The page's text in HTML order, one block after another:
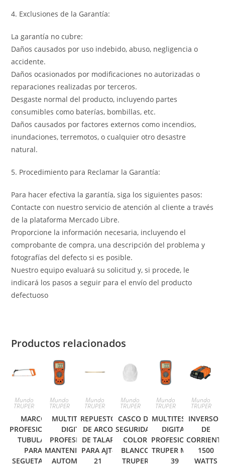
4. Exclusiones de la Garantía:
La garantía no cubre:
Daños causados por uso indebido, abuso, negligencia o
accidente.
Daños ocasionados por modificaciones no autorizadas o
reparaciones realizadas por terceros.
Desgaste normal del producto, incluyendo partes
consumibles como baterías, bombillas, etc.
Daños causados por factores externos como incendios,
inundaciones, terremotos, o cualquier otro desastre
natural.
5. Procedimiento para Reclamar la Garantía:
Para hacer efectiva la garantía, siga los siguientes pasos:
Contacte con nuestro servicio de atención al cliente a través
de la plataforma Mercado Libre.
Proporcione la información necesaria, incluyendo el
comprobante de compra, una descripción del problema y
fotografías del defecto si es posible.
Nuestro equipo evaluará su solicitud y, si procede, le
indicará los pasos a seguir para el envío del producto
defectuoso
Productos relacionados
Mundo
TRUPER
MARCO
PROFESIONAL
TUBULAR
PARA
SEGUETA 12′
Mundo
TRUPER
MULTITESTER
DIGITAL
PROFESIONAL,
MANTENIMIENTO
AUTOMOTRIZ
Mundo
TRUPER
REPUESTO
DE ARCO
DE TALAR
PARA AJT-
21
Mundo
TRUPER
CASCO DE
SEGURIDAD
COLOR
BLANCO
TRUPER
Mundo
TRUPER
MULTITESTER
DIGITAL
PROFESIONAL
TRUPER MUT-
39
Mundo
TRUPER
INVERSOR
DE
CORRIENTE
1500
WATTS